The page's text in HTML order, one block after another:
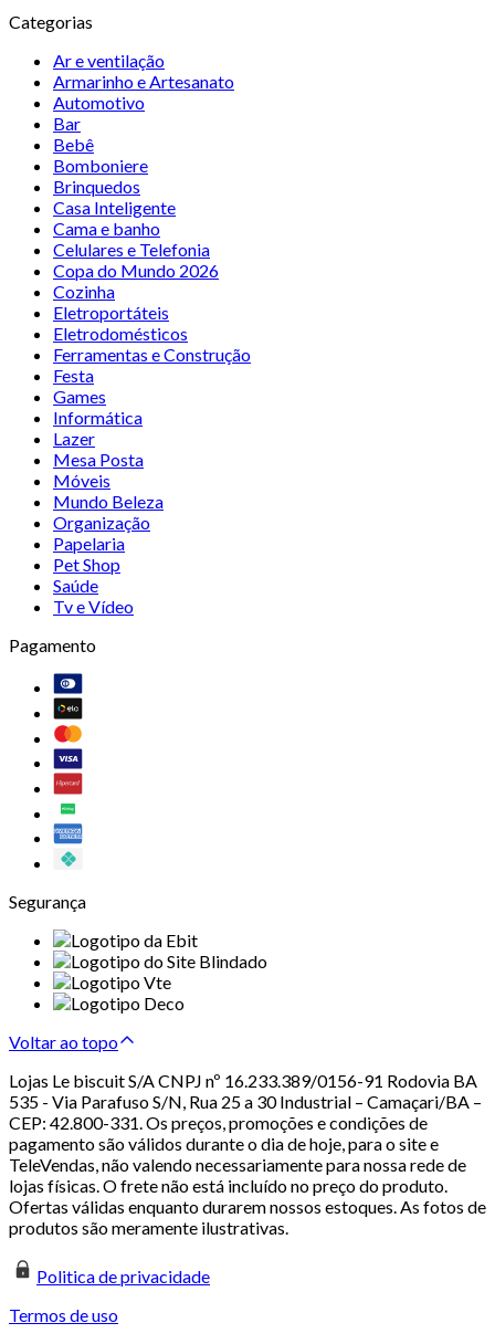
Categorias
Ar e ventilação
Armarinho e Artesanato
Automotivo
Bar
Bebê
Bomboniere
Brinquedos
Casa Inteligente
Cama e banho
Celulares e Telefonia
Copa do Mundo 2026
Cozinha
Eletroportáteis
Eletrodomésticos
Ferramentas e Construção
Festa
Games
Informática
Lazer
Mesa Posta
Móveis
Mundo Beleza
Organização
Papelaria
Pet Shop
Saúde
Tv e Vídeo
Pagamento
Segurança
Voltar ao topo
Lojas Le biscuit S/A CNPJ nº 16.233.389/0156-91 Rodovia BA
535 - Via Parafuso S/N, Rua 25 a 30 Industrial – Camaçari/BA –
CEP: 42.800-331. Os preços, promoções e condições de
pagamento são válidos durante o dia de hoje, para o site e
TeleVendas, não valendo necessariamente para nossa rede de
lojas físicas. O frete não está incluído no preço do produto.
Ofertas válidas enquanto durarem nossos estoques. As fotos de
produtos são meramente ilustrativas.
Politica de privacidade
Termos de uso